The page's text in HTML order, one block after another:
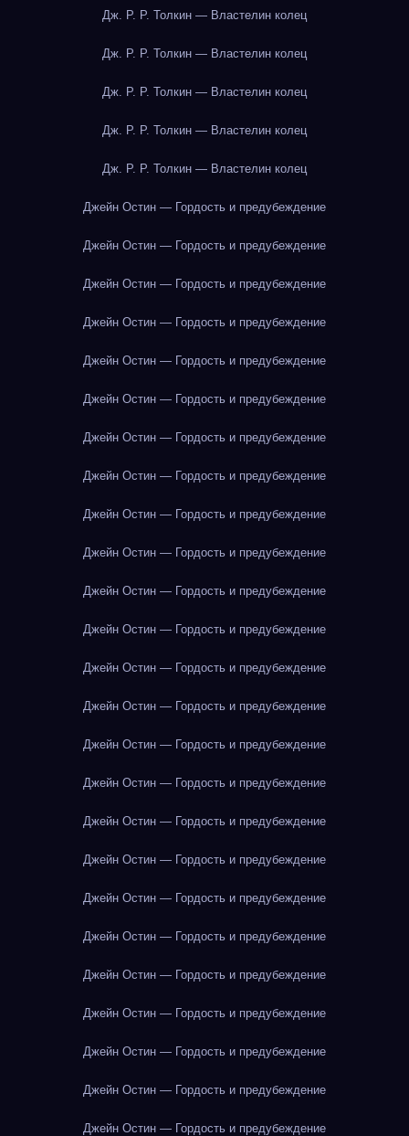
Дж. Р. Р. Толкин — Властелин колец
Дж. Р. Р. Толкин — Властелин колец
Дж. Р. Р. Толкин — Властелин колец
Дж. Р. Р. Толкин — Властелин колец
Дж. Р. Р. Толкин — Властелин колец
Джейн Остин — Гордость и предубеждение
Джейн Остин — Гордость и предубеждение
Джейн Остин — Гордость и предубеждение
Джейн Остин — Гордость и предубеждение
Джейн Остин — Гордость и предубеждение
Джейн Остин — Гордость и предубеждение
Джейн Остин — Гордость и предубеждение
Джейн Остин — Гордость и предубеждение
Джейн Остин — Гордость и предубеждение
Джейн Остин — Гордость и предубеждение
Джейн Остин — Гордость и предубеждение
Джейн Остин — Гордость и предубеждение
Джейн Остин — Гордость и предубеждение
Джейн Остин — Гордость и предубеждение
Джейн Остин — Гордость и предубеждение
Джейн Остин — Гордость и предубеждение
Джейн Остин — Гордость и предубеждение
Джейн Остин — Гордость и предубеждение
Джейн Остин — Гордость и предубеждение
Джейн Остин — Гордость и предубеждение
Джейн Остин — Гордость и предубеждение
Джейн Остин — Гордость и предубеждение
Джейн Остин — Гордость и предубеждение
Джейн Остин — Гордость и предубеждение
Джейн Остин — Гордость и предубеждение